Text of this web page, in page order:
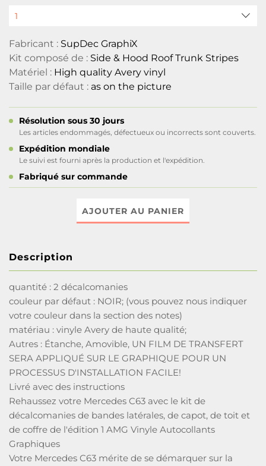
Fabricant : SupDec GraphiX
Kit composé de : Side & Hood Roof Trunk Stripes
Matériel : High quality Avery vinyl
Taille par défaut : as on the picture
Résolution sous 30 jours
Les articles endommagés, défectueux ou incorrects sont couverts.
Expédition mondiale
Le suivi est fourni après la production et l'expédition.
Fabriqué sur commande
AJOUTER AU PANIER
Description
quantité : 2 décalcomanies
couleur par défaut : NOIR; (vous pouvez nous indiquer
votre couleur dans la section des notes)
matériau : vinyle Avery de haute qualité;
Autres : Étanche, Amovible, UN FILM DE TRANSFERT
SERA APPLIQUÉ SUR LE GRAPHIQUE POUR UN
PROCESSUS D'INSTALLATION FACILE!
Livré avec des instructions
​Rehaussez votre Mercedes C63 avec le kit de
décalcomanies de bandes latérales, de capot, de toit et
de coffre de l'édition 1 AMG Vinyle Autocollants
Graphiques
Votre Mercedes C63 mérite de se démarquer sur la